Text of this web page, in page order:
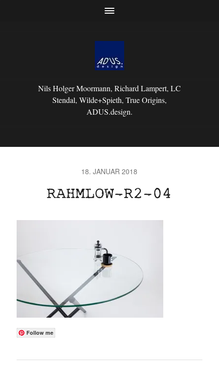
Nils Holger Moormann, Richard Lampert, LC
Stendal, Wilde+Spieth, True Origins,
ADUS.design.
18. JANUAR 2018
Follow me